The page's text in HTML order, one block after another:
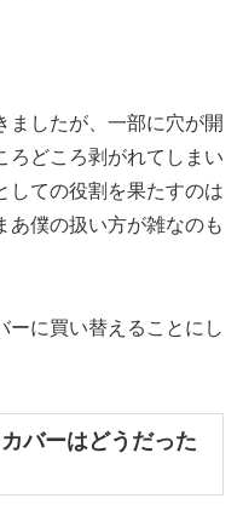
ましたが、一部に穴が開
ろどころ剥がれてしまい
しての役割を果たすのは
あ僕の扱い方が雑なのも
ーに買い替えることにし
バーはどうだった